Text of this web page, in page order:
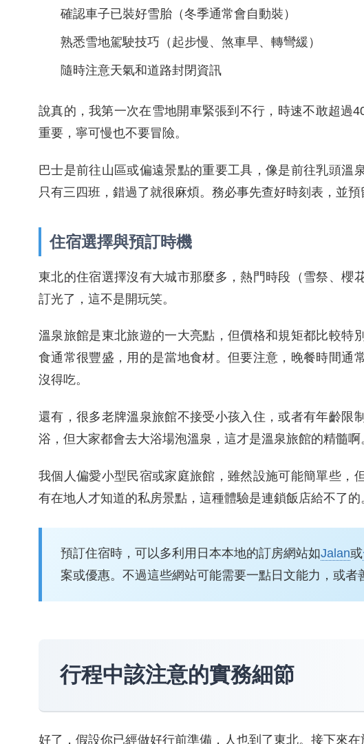
確認車子已裝好雪胎（冬季通常會自動裝）
熟悉雪地駕駛技巧（起步慢、煞車早、轉彎緩）
隨時注意天氣和道路封閉資訊
說真的，我第一次在雪地開車緊張到不行，時速不敢超過
重要，寧可慢也不要冒險。
巴士是前往山區或偏遠景點的重要工具，像是前往乳頭溫
只有三四班，錯過了就很麻煩。務必事先查好時刻表，並
住宿選擇與預訂時機
東北的住宿選擇沒有大城市那麼多，熱門時段（雪祭、櫻
訂光了，這不是開玩笑。
溫泉旅館是東北旅遊的一大亮點，但價格和規矩都比較特
食通常很豐盛，用的是當地食材。但要注意，晚餐時間通
沒得吃。
還有，很多老牌溫泉旅館不接受小孩入住，或者有年齡限
浴，但大家都會去大浴場泡溫泉，這才是溫泉旅館的精髓啊
我個人偏愛小型民宿或家庭旅館，雖然設施可能簡單些，
有在地人才知道的私房景點，這種體驗是連鎖飯店給不了的
預訂住宿時，可以多利用日本本地的訂房網站如Jalan或
案或優惠。不過這些網站可能需要一點日文能力，或者
行程中該注意的實務細節
好了，假設你已經做好行前準備，人也到了東北。接下來